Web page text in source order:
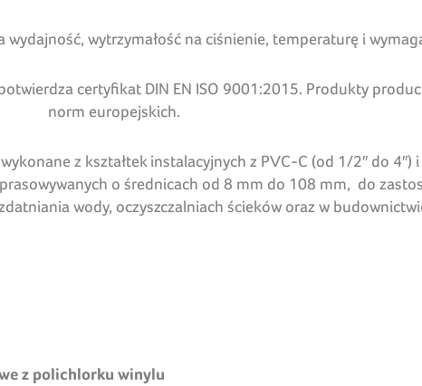
wydajność, wytrzymałość na ciśnienie, temperaturę i
certyfikat DIN EN ISO 9001:2015. Produkty
norm europejskich.
z kształtek instalacyjnych z PVC-C (od 1/2″ do 4″)
o średnicach od 8 mm do 108 mm, do
wody, oczyszczalniach ścieków oraz w
z polichlorku winylu